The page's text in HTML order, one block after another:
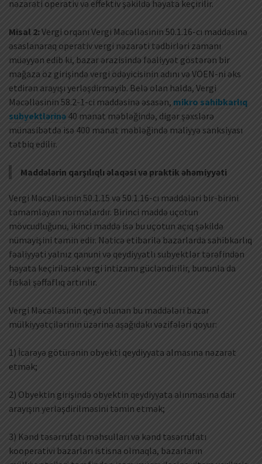
nəzarəti operativ və effektiv şəkildə həyata keçirilir.
Misal 2:Vergi orqanı Vergi Məcəlləsinin 50.1.16-cı maddəsinə
əsaslanaraq operativ vergi nəzarəti tədbirləri zamanı
müəyyən edib ki, bazar ərazisində fəaliyyət göstərən bir
mağaza öz girişində vergi ödəyicisinin adını və VÖEN-ni əks
etdirən arayışı yerləşdirməyib. Belə olan halda, Vergi
Məcəlləsinin 58.2-1-ci maddəsinə əsasən, mikro sahibkarlıq
subyektlərinə 40 manat məbləğində, digər şəxslərə
münasibətdə isə 400 manat məbləğində maliyyə sanksiyası
tətbiq edilir.
Maddələrin qarşılıqlı əlaqəsi və praktik əhəmiyyəti
Vergi Məcəlləsinin 50.1.15 və 50.1.16-cı maddələri bir-birini
tamamlayan normalardır. Birinci maddə uçotun
mövcudluğunu, ikinci maddə isə bu uçotun açıq şəkildə
nümayişini təmin edir. Nəticə etibarilə bazarlarda sahibkarlıq
fəaliyyəti yalnız qanuni və qeydiyyatlı subyektlər tərəfindən
həyata keçirilərək vergi intizamı gücləndirilir, bununla da
fiskal şəffaflıq artırılır.
Vergi Məcəlləsinin qeyd olunan bu maddələri bazar
mülkiyyətçilərinin üzərinə aşağıdakı vəzifələri qoyur:
1) İcarəyə götürənin obyekti qeydiyyata almasına nəzarət
etmək;
2) Obyektin girişində obyektin qeydiyyata alınmasına dair
arayışın yerləşdirilməsini təmin etmək;
3) Kənd təsərrüfatı məhsulları və kənd təsərrüfatı
kooperativi bazarları istisna olmaqla, bazarların